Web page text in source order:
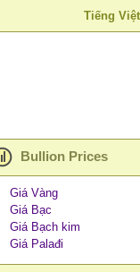
Tiếng Việt
Bullion Prices
Giá Vàng
Giá Bạc
Giá Bạch kim
Giá Palađi